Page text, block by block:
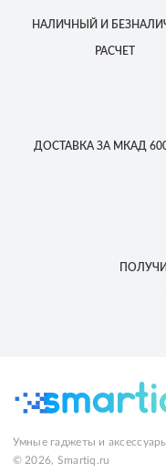
НАЛИЧНЫЙ И
РАСЧЕТ
ДОСТАВКА ЗА МКАД
Умные гаджеты и
© 2026, Smartiq.ru